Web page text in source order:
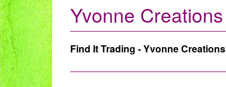
Yvonne Creations
Find It Trading - Yvonne Creations